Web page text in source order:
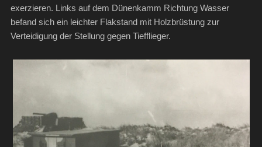
exerzieren. Links auf dem Dünenkamm Richtung Wasser
befand sich ein leichter Flakstand mit Holzbrüstung zur
Verteidigung der Stellung gegen Tiefflieger.